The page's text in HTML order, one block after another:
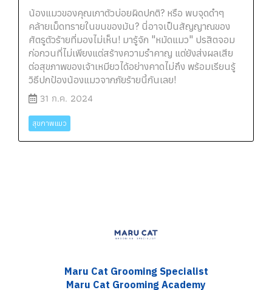
น้องแมวของคุณเกาตัวบ่อยผิดปกติ? หรือ พบจุดดำๆ
คล้ายเม็ดทรายในขนของมัน? นี่อาจเป็นสัญญาณของ
ศัตรูตัวร้ายที่มองไม่เห็น! มารู้จัก "หมัดแมว" ปรสิตจอม
ก่อกวนที่ไม่เพียงแต่สร้างความรำคาญ แต่ยังส่งผลเสีย
ต่อสุขภาพของเจ้าเหมียวได้อย่างคาดไม่ถึง พร้อมเรียนรู้
วิธีปกป้องน้องแมวจากภัยร้ายนี้กันเลย!
31 ก.ค. 2024
สุขภาพแมว
Maru Cat Grooming Specialist
Maru Cat Grooming Academy